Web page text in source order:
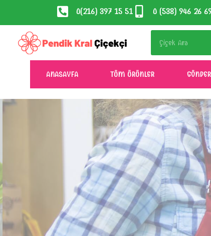
0(216) 397 15 51 0 (538) 946 26
ANASAYFA TÜM ÜRÜNLER